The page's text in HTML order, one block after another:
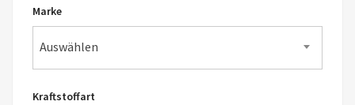
Marke
Auswählen
Kraftstoffart